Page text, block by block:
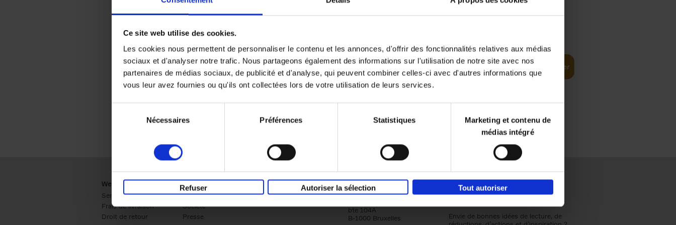
Ce site web utilise des cookies.
Les cookies nous permettent de personnaliser le contenu et les annonces, d'offrir des fonctionnalités relatives aux médias
sociaux et d'analyser notre trafic. Nous partageons également des informations sur l'utilisation de notre site avec nos
partenaires de médias sociaux, de publicité et d'analyse, qui peuvent combiner celles-ci avec d'autres informations que
vous leur avez fournies ou qu'ils ont collectées lors de votre utilisation de leurs services.
Nécessaires Préférences Statistiques
Marketing et contenu de
médias intégré
Refuser Autoriser la sélection Tout autoriser
Planning to Promoting
Clo Willaerts
Couverture souple
352 Ajouter au panier
Webshop
Service clients
Frais de livraison
Droit de retour
Business
Ventes
Société
Presse
Société
Qui sommes-nous?
Éditions Racine
Tour & Taxis
bte 104A
B-1000 Bruxelles
Envie de bonnes idées de lecture, de